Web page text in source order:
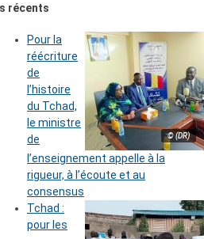
récents
© (DR)
Pour la
réécriture
de
l’histoire
du Tchad,
le ministre
de
l’enseignement appelle à la
rigueur, à l’écoute et au
consensus
Tchad :
pour les